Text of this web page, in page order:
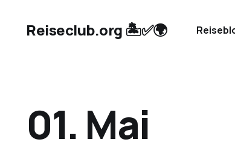
Reiseclub.org 🏝️✅🌍
01. Mai